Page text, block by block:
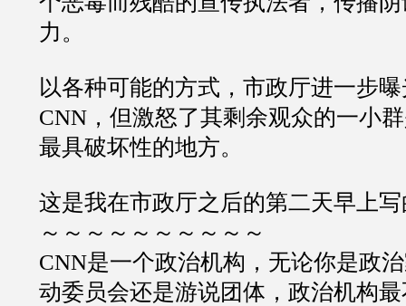
力。
以各种可能的方式，市政厅进一步
CNN ，但激怒了其剩余观众的一小
最具破坏性的地方。
这是我在市政厅之后的第二天早上
～～～～～～～～～～
CNN是一个政治机构，无论你是政
动委员会还是游说团体，政治机构